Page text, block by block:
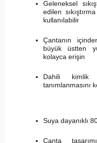
Geleneksel
edilen
kullanılabilir
Çantanın
büyük üstten
kolayca erişin
Dahili kimlik
tanımlanmasını
Suya dayanıklı
Çanta